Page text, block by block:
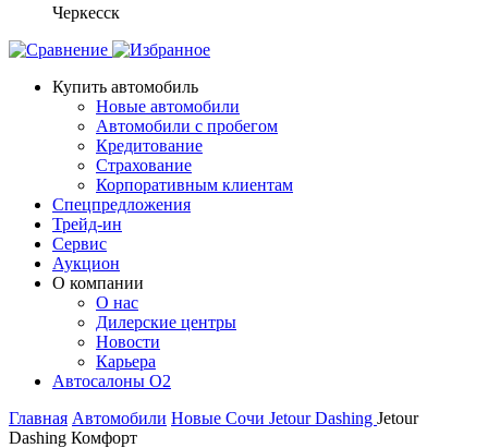
Черкесск
Купить автомобиль
Новые автомобили
Автомобили с пробегом
Кредитование
Страхование
Корпоративным клиентам
Спецпредложения
Трейд-ин
Сервис
Аукцион
О компании
О нас
Дилерские центры
Новости
Карьера
Автосалоны O2
Главная Автомобили Новые Сочи JetourDashing Jetour
Dashing Комфорт